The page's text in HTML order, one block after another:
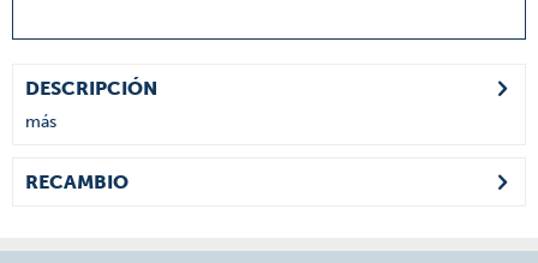
DESCRIPCIÓN
más
RECAMBIO